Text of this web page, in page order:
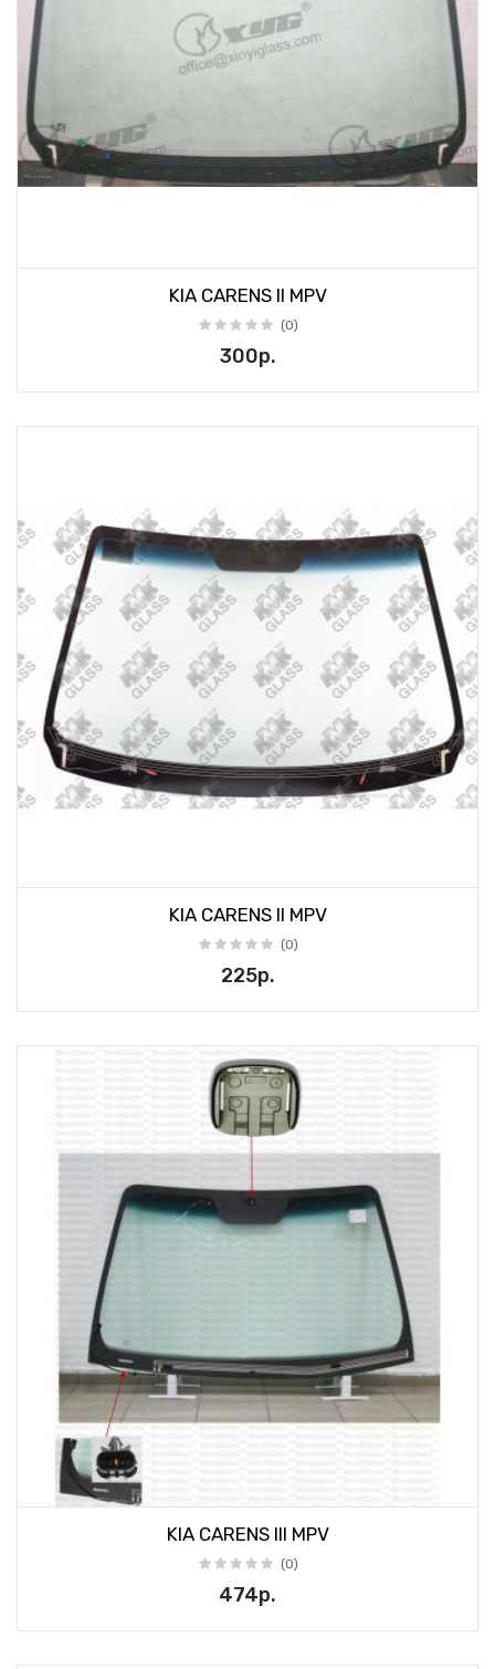
KIA CARENS II MPV
(0)
300р.
KIA CARENS II MPV
(0)
225р.
KIA CARENS III MPV
(0)
474р.